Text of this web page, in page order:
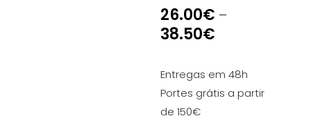
26.00€ –
38.50€
Entregas em 48h
Portes grátis a partir
de 150€